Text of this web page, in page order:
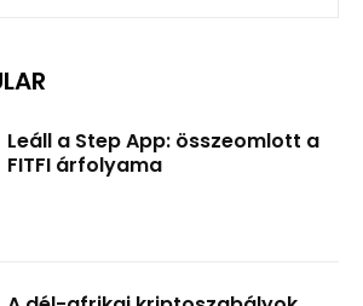
Leáll a Step App: összeomlott a
FITFI árfolyama